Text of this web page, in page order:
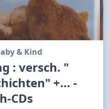
& Kind
: versch. "
+... -
CDs